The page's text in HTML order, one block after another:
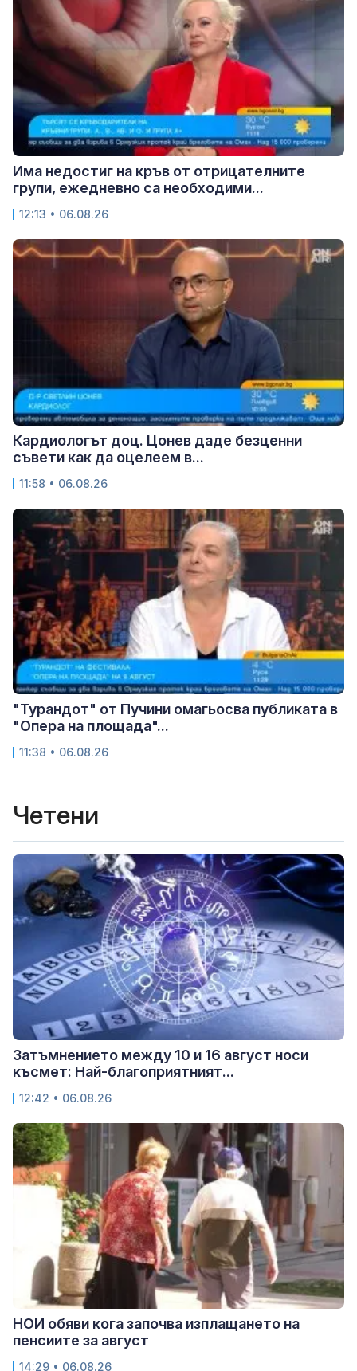
Има недостиг на кръв от отрицателните
групи, ежедневно са необходими...
12:13 • 06.08.26
Кардиологът доц. Цонев даде безценни
съвети как да оцелеем в...
11:58 • 06.08.26
"Турандот" от Пучини омагьосва публиката в
"Опера на площада"...
11:38 • 06.08.26
Четени
Затъмнението между 10 и 16 август носи
късмет: Най-благоприятният...
12:42 • 06.08.26
НОИ обяви кога започва изплащането на
пенсиите за август
14:29 • 06.08.26